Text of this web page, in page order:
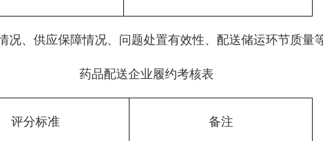
供应保障情况、问题处置有效性、配送储运环节质量
药品配送企业履约考核表
评分标准 备注